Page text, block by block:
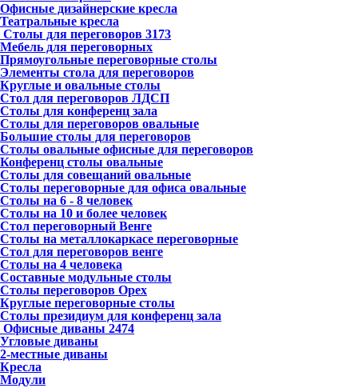
Офисные дизайнерские кресла
Театральные кресла
Столы для переговоров 3173
Мебель для переговорных
Прямоугольные переговорные столы
Элементы стола для переговоров
Круглые и овальные столы
Стол для переговоров ЛДСП
Столы для конференц зала
Столы для переговоров овальные
Большие столы для переговоров
Столы овальные офисные для переговоров
Конференц столы овальные
Столы для совещаний овальные
Столы переговорные для офиса овальные
Столы на 6 - 8 человек
Столы на 10 и более человек
Стол переговорный Венге
Столы на металлокаркасе переговорные
Стол для переговоров венге
Столы на 4 человека
Составные модульные столы
Столы переговоров Орех
Круглые переговорные столы
Столы президиум для конференц зала
Офисные диваны 2474
Угловые диваны
2-местные диваны
Кресла
Модули